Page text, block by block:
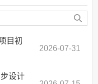
目初
2026-07-31
设计